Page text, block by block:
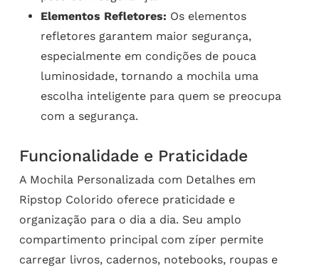
Elementos Refletores: Os elementos
refletores garantem maior segurança,
especialmente em condições de pouca
luminosidade, tornando a mochila uma
escolha inteligente para quem se preocupa
com a segurança.
Funcionalidade e Praticidade
A Mochila Personalizada com Detalhes em
Ripstop Colorido oferece praticidade e
organização para o dia a dia. Seu amplo
compartimento principal com zíper permite
carregar livros, cadernos, notebooks, roupas e